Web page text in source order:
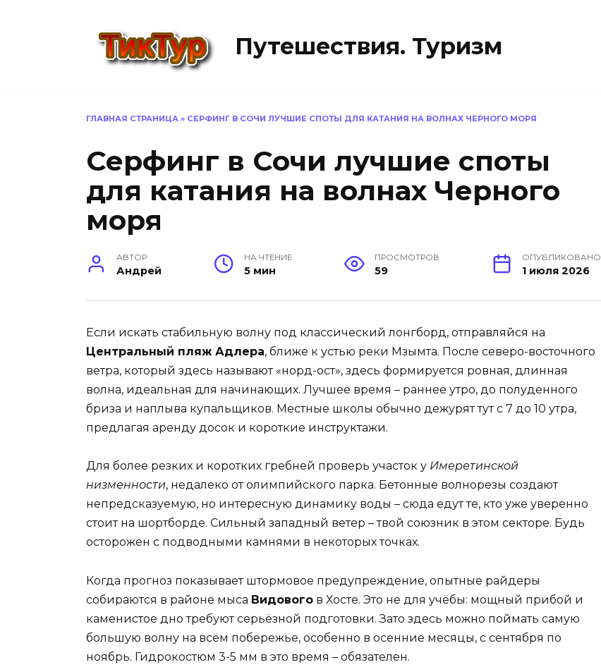
Путешествия. Туризм
ГЛАВНАЯ СТРАНИЦА » СЕРФИНГ В СОЧИ ЛУЧШИЕ СПОТЫ ДЛЯ КАТАНИЯ НА ВОЛНАХ ЧЕРНОГО МОРЯ
Серфинг в Сочи лучшие споты
для катания на волнах Черного
моря
АВТОР
Андрей
НА ЧТЕНИЕ
5 мин
ПРОСМОТРОВ
59
ОПУБЛИКОВАНО
1 июля 2026
Если искать стабильную волну под классический лонгборд, отправляйся на
Центральный пляж Адлера, ближе к устью реки Мзымта. После северо-восточного
ветра, который здесь называют «норд-ост», здесь формируется ровная, длинная
волна, идеальная для начинающих. Лучшее время – раннее утро, до полуденного
бриза и наплыва купальщиков. Местные школы обычно дежурят тут с 7 до 10 утра,
предлагая аренду досок и короткие инструктажи.
Для более резких и коротких гребней проверь участок у Имеретинской
низменности, недалеко от олимпийского парка. Бетонные волнорезы создают
непредсказуемую, но интересную динамику воды – сюда едут те, кто уже уверенно
стоит на шортборде. Сильный западный ветер – твой союзник в этом секторе. Будь
осторожен с подводными камнями в некоторых точках.
Когда прогноз показывает штормовое предупреждение, опытные райдеры
собираются в районе мыса Видового в Хосте. Это не для учёбы: мощный прибой и
каменистое дно требуют серьёзной подготовки. Зато здесь можно поймать самую
большую волну на всём побережье, особенно в осенние месяцы, с сентября по
ноябрь. Гидрокостюм 3-5 мм в это время – обязателен.